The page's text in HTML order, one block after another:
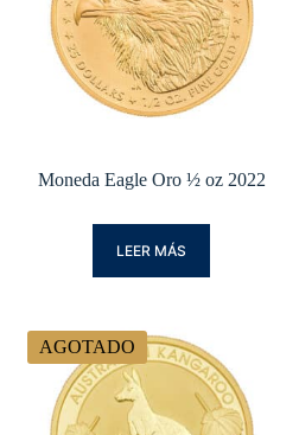
Moneda Eagle Oro ½ oz 2022
LEER MÁS
AGOTADO